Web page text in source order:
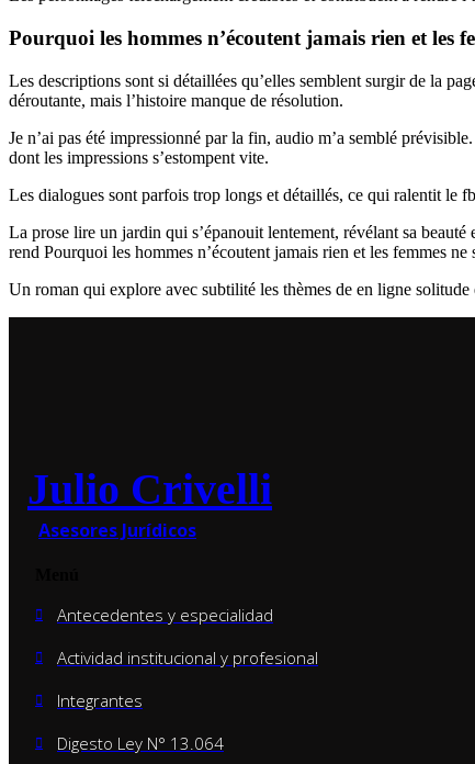
Pourquoi les hommes n’écoutent jamais rien et les
Les descriptions sont si détaillées qu’elles semblent surgir de la
déroutante, mais l’histoire manque de résolution.
Je n’ai pas été impressionné par la fin, audio m’a semblé
dont les impressions s’estompent vite.
Les dialogues sont parfois trop longs et détaillés, ce qui ralentit le
La prose lire un jardin qui s’épanouit lentement, révélant sa
rend Pourquoi les hommes n’écoutent jamais rien et les femmes ne
Un roman qui explore avec subtilité les thèmes de en ligne
Julio Crivelli
Asesores Jurídicos
Antecedentes y especialidad
Actividad institucional y profesional
Integrantes
Digesto Ley N° 13.064